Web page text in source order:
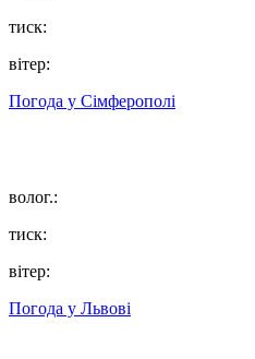
тиск:
вітер:
Погода у Сімферополі
волог.:
тиск:
вітер:
Погода у Львові